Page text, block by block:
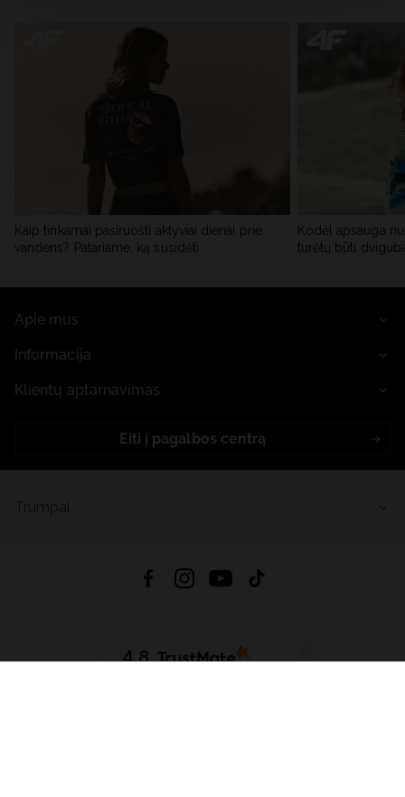
Kaip tinkamai pasiruošti aktyviai dienai prie
vandens? Patariame, ką susidėti
Kodėl apsauga
turėtų būti
Apie mus
Informacija
Klientų aptarnavimas
Eiti į pagalbos centrą
4.8